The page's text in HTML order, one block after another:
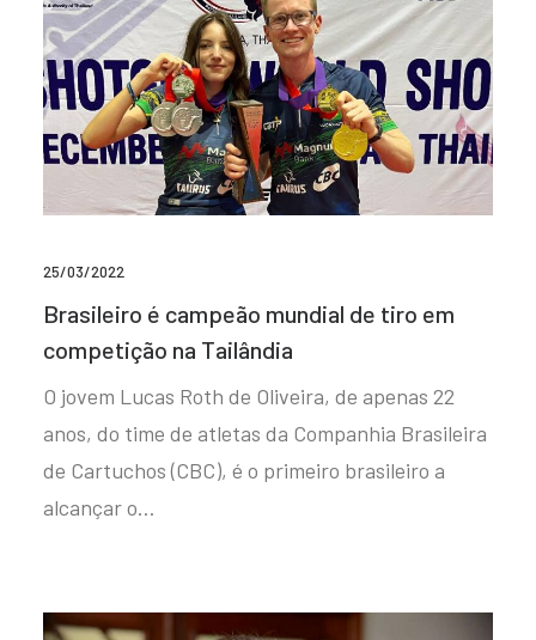
25/03/2022
Brasileiro é campeão mundial de tiro em
competição na Tailândia
O jovem Lucas Roth de Oliveira, de apenas 22
anos, do time de atletas da Companhia Brasileira
de Cartuchos (CBC), é o primeiro brasileiro a
alcançar o…